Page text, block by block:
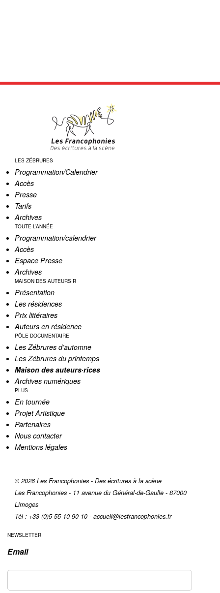
LES ZÉBRURES
Programmation/Calendrier
Accès
Presse
Tarifs
Archives
TOUTE L’ANNÉE
Programmation/calendrier
Accès
Espace Presse
Archives
MAISON DES AUTEURS·R
Présentation
Les résidences
Prix littéraires
Auteurs en résidence
PÔLE DOCUMENTAIRE
Les Zébrures d’automne
Les Zébrures du printemps
Maison des auteurs·rices
Archives numériques
PLUS
En tournée
Projet Artistique
Partenaires
Nous contacter
Mentions légales
© 2026 Les Francophonies - Des écritures à la scène
Les Francophonies - 11 avenue du Général-de-Gaulle - 87000
Limoges
Tél : +33 (0)5 55 10 90 10 - accueil@lesfrancophonies.fr
NEWSLETTER
Email